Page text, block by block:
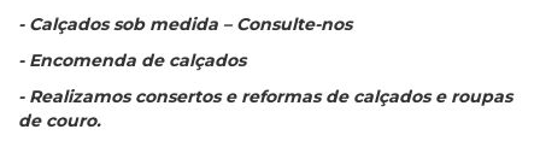
- Calçados sob medida – Consulte-nos
- Encomenda de calçados
- Realizamos consertos e reformas de calçados e roupas
de couro.